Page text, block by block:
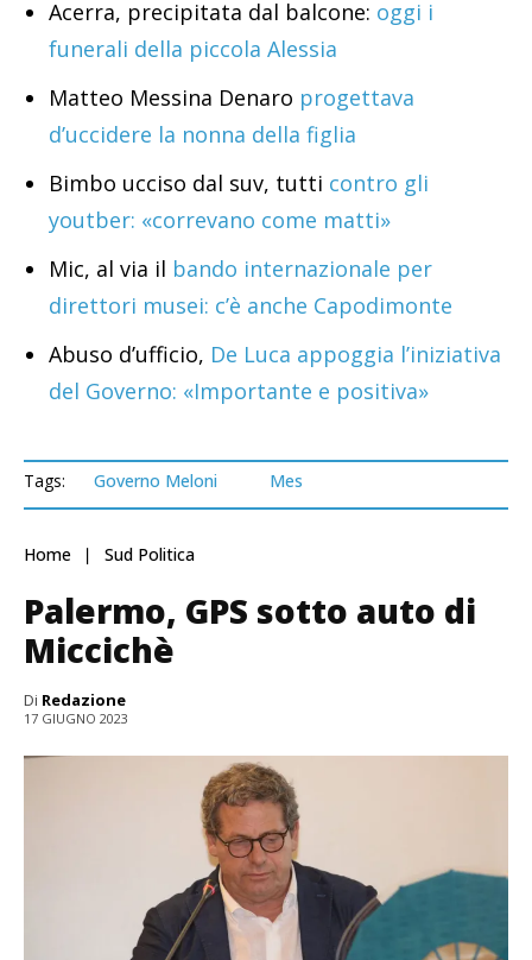
Acerra, precipitata dal balcone: oggi i
funerali della piccola Alessia
Matteo Messina Denaro progettava
d’uccidere la nonna della figlia
Bimbo ucciso dal suv, tutti contro gli
youtber: «correvano come matti»
Mic, al via il bando internazionale per
direttori musei: c’è anche Capodimonte
Abuso d’ufficio, De Luca appoggia l’iniziativa
del Governo: «Importante e positiva»
Tags: Governo Meloni Mes
Home Sud Politica
Palermo, GPS sotto auto di
Miccichè
Di Redazione
17 GIUGNO 2023